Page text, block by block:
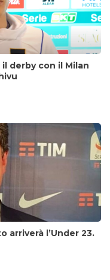
il derby con il Milan
arriverà l’Under 23.